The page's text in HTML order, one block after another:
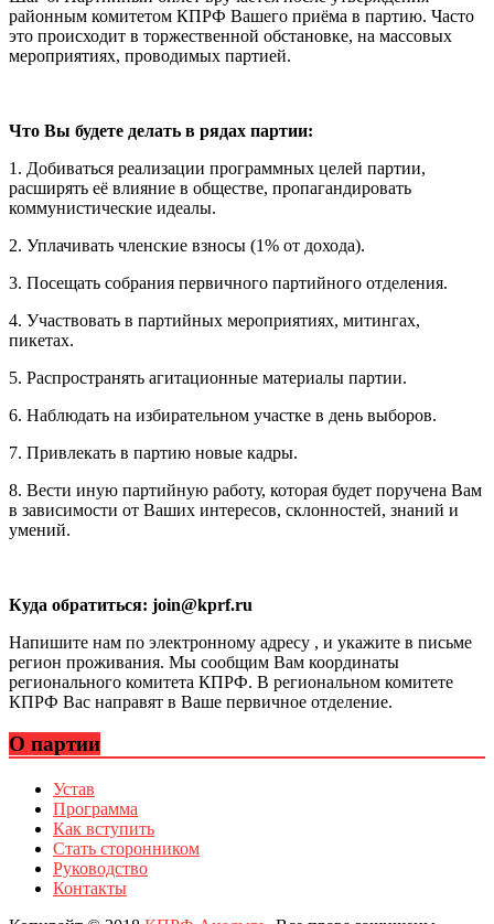
районным комитетом КПРФ Вашего приёма в партию. Часто
это происходит в торжественной обстановке, на массовых
мероприятиях, проводимых партией.
Что Вы будете делать в рядах партии:
1. Добиваться реализации программных целей партии,
расширять её влияние в обществе, пропагандировать
коммунистические идеалы.
2. Уплачивать членские взносы (1% от дохода).
3. Посещать собрания первичного партийного отделения.
4. Участвовать в партийных мероприятиях, митингах,
пикетах.
5. Распространять агитационные материалы партии.
6. Наблюдать на избирательном участке в день выборов.
7. Привлекать в партию новые кадры.
8. Вести иную партийную работу, которая будет поручена Вам
в зависимости от Ваших интересов, склонностей, знаний и
умений.
Куда обратиться: join@kprf.ru
Напишите нам по электронному адресу , и укажите в письме
регион проживания. Мы сообщим Вам координаты
регионального комитета КПРФ. В региональном комитете
КПРФ Вас направят в Ваше первичное отделение.
О партии
Устав
Программа
Как вступить
Стать сторонником
Руководство
Контакты